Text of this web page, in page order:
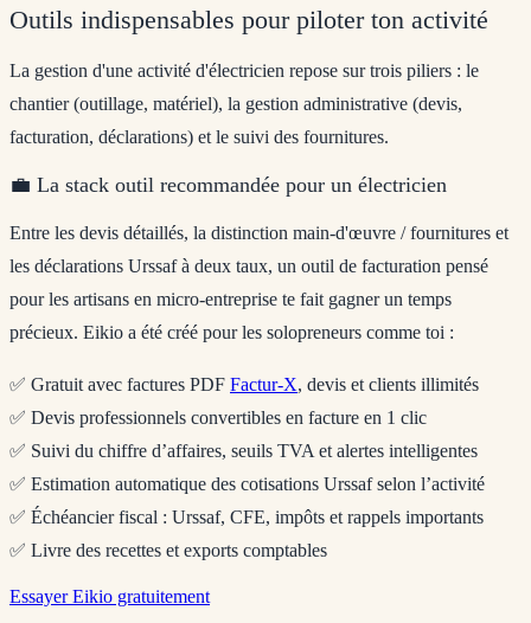
Outils indispensables pour piloter ton activité
La gestion d'une activité d'électricien repose sur trois piliers : le
chantier (outillage, matériel), la gestion administrative (devis,
facturation, déclarations) et le suivi des fournitures.
💼 La stack outil recommandée pour un électricien
Entre les devis détaillés, la distinction main-d'œuvre / fournitures et
les déclarations Urssaf à deux taux, un outil de facturation pensé
pour les artisans en micro-entreprise te fait gagner un temps
précieux. Eikio a été créé pour les solopreneurs comme toi :
✅ Gratuit avec factures PDF Factur-X, devis et clients illimités
✅ Devis professionnels convertibles en facture en 1 clic
✅ Suivi du chiffre d’affaires, seuils TVA et alertes intelligentes
✅ Estimation automatique des cotisations Urssaf selon l’activité
✅ Échéancier fiscal : Urssaf, CFE, impôts et rappels importants
✅ Livre des recettes et exports comptables
Essayer Eikio gratuitement